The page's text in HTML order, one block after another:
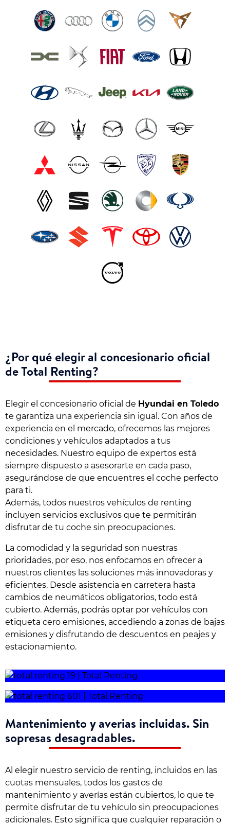
¿Por qué elegir al concesionario oficial
de Total Renting?
Elegir el concesionario oficial de Hyundai en Toledo
te garantiza una experiencia sin igual. Con años de
experiencia en el mercado, ofrecemos las mejores
condiciones y vehículos adaptados a tus
necesidades. Nuestro equipo de expertos está
siempre dispuesto a asesorarte en cada paso,
asegurándose de que encuentres el coche perfecto
para ti.
Además, todos nuestros vehículos de renting
incluyen servicios exclusivos que te permitirán
disfrutar de tu coche sin preocupaciones.
La comodidad y la seguridad son nuestras
prioridades, por eso, nos enfocamos en ofrecer a
nuestros clientes las soluciones más innovadoras y
eficientes. Desde asistencia en carretera hasta
cambios de neumáticos obligatorios, todo está
cubierto. Además, podrás optar por vehículos con
etiqueta cero emisiones, accediendo a zonas de bajas
emisiones y disfrutando de descuentos en peajes y
estacionamiento.
Mantenimiento y averias incluidas. Sin
sopresas desagradables.
Al elegir nuestro servicio de renting, incluidos en las
cuotas mensuales, todos los gastos de
mantenimiento y averías están cubiertos, lo que te
permite disfrutar de tu vehículo sin preocupaciones
adicionales. Esto significa que cualquier reparación o